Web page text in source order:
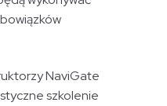
NaviGate
szkolenie